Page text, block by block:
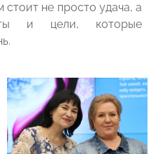
стоит не просто удача, а
и цели, которые